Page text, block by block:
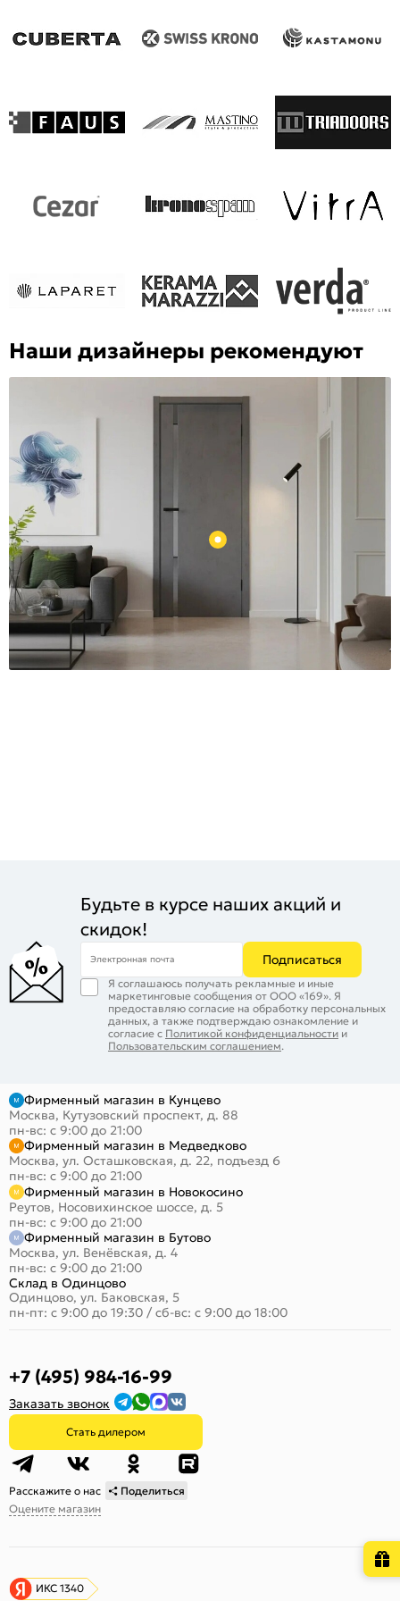
Наши дизайнеры рекомендуют
Будьте в курсе наших акций и
скидок!
Электронная почта Подписаться
Я соглашаюсь получать рекламные и иные
маркетинговые сообщения от ООО «169». Я
предоставляю согласие на обработку персональных
данных, а также подтверждаю ознакомление и
согласие с Политикой конфиденциальности и
Пользовательским соглашением.
Фирменный магазин в Кунцево
Москва, Кутузовский проспект, д. 88
пн-вс: с 9:00 до 21:00
Фирменный магазин в Медведково
Москва, ул. Осташковская, д. 22, подъезд 6
пн-вс: с 9:00 до 21:00
Фирменный магазин в Новокосино
Реутов, Носовихинское шоссе, д. 5
пн-вс: с 9:00 до 21:00
Фирменный магазин в Бутово
Москва, ул. Венёвская, д. 4
пн-вс: с 9:00 до 21:00
Склад в Одинцово
Одинцово, ул. Баковская, 5
пн-пт: с 9:00 до 19:30 / сб-вс: с 9:00 до 18:00
+7 (495) 984-16-99
Заказать звонок
Стать дилером
Расскажите о нас
Поделиться
Оцените магазин
ИКС 1340